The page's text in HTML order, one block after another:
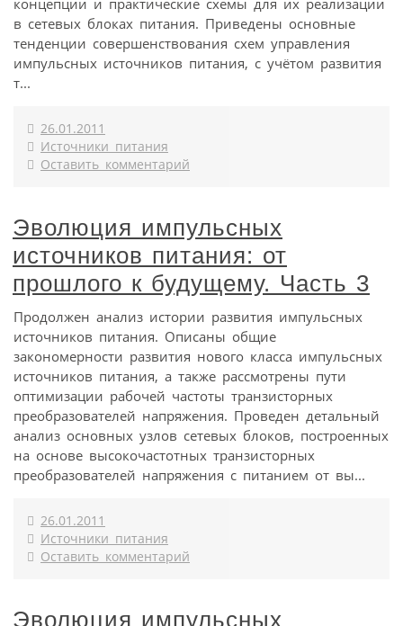
в сетевых блоках питания. Приведены основные
тенденции совершенствования схем управления
импульсных источников питания, с учётом развития
т...
26.01.2011
Источники питания
Оставить комментарий
Эволюция импульсных
источников питания: от
прошлого к будущему. Часть 3
Продолжен анализ истории развития импульсных
источников питания. Описаны общие
закономерности развития нового класса импульсных
источников питания, а также рассмотрены пути
оптимизации рабочей частоты транзисторных
преобразователей напряжения. Проведен детальный
анализ основных узлов сетевых блоков, построенных
на основе высокочастотных транзисторных
преобразователей напряжения с питанием от вы...
26.01.2011
Источники питания
Оставить комментарий
Эволюция импульсных